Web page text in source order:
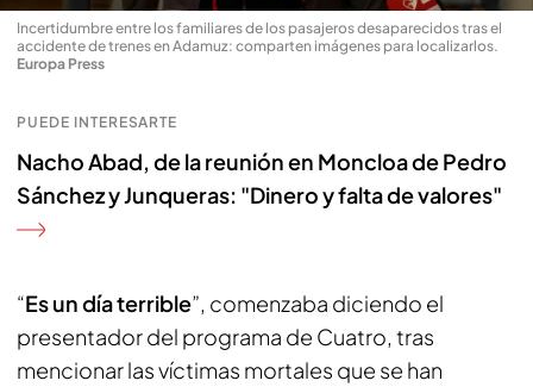
Incertidumbre entre los familiares de los pasajeros desaparecidos tras el
accidente de trenes en Adamuz: comparten imágenes para localizarlos.
Europa Press
PUEDE INTERESARTE
Nacho Abad, de la reunión en Moncloa de Pedro
Sánchez y Junqueras: "Dinero y falta de valores"
“Es un día terrible”, comenzaba diciendo el
presentador del programa de Cuatro, tras
mencionar las víctimas mortales que se han